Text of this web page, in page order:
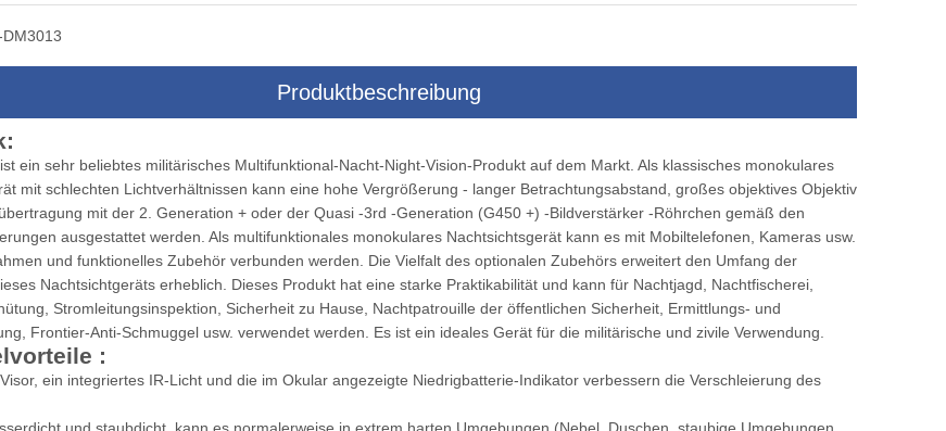
Multisensor-Dreiachsen-
DM3013
Produktbeschreibung
ein sehr beliebtes militärisches Multifunktional-Nacht-Night-Vision-Produkt auf dem Markt. Als klassisches monokulares
mit schlechten Lichtverhältnissen kann eine hohe Vergrößerung - langer Betrachtungsabstand, großes objektives Objektiv
mit der 2. Generation + oder der Quasi -3rd -Generation (G450 +) -Bildverstärker -Röhrchen gemäß den
ausgestattet werden. Als multifunktionales monokulares Nachtsichtsgerät kann es mit Mobiltelefonen, Kameras usw.
und funktionelles Zubehör verbunden werden. Die Vielfalt des optionalen Zubehörs erweitert den Umfang der
Nachtsichtgeräts erheblich. Dieses Produkt hat eine starke Praktikabilität und kann für Nachtjagd, Nachtfischerei,
Stromleitungsinspektion, Sicherheit zu Hause, Nachtpatrouille der öffentlichen Sicherheit, Ermittlungs- und
Frontier-Anti-Schmuggel usw. verwendet werden. Es ist ein ideales Gerät für die militärische und zivile Verwendung.
:
ein integriertes IR-Licht und die im Okular angezeigte Niedrigbatterie-Indikator verbessern die Verschleierung des